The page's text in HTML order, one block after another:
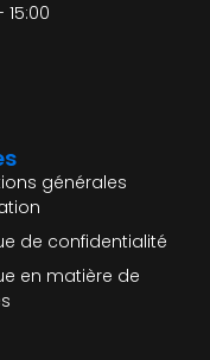
générales
de confidentialité
en matière de